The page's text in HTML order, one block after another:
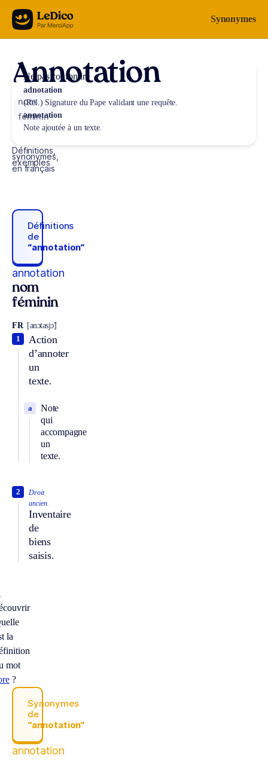
Aller au contenu Synonymes
Annotation
nom
féminin
Définitions,
synonymes,
exemples
en français
Définitions
de
“annotation“
annotation
nom
féminin
FR [anɔtasjɔ̃]
Action
d’annoter
un
texte.
1
Note
qui
accompagne
un
texte.
a
Droit
ancien.
Inventaire
de
biens
saisis.
2
la
mot
?
Synonymes
de
“annotation“
annotation
Ne pas confondre
adnotation
(Rel.) Signature du Pape validant une requête.
annotation
Note ajoutée à un texte.